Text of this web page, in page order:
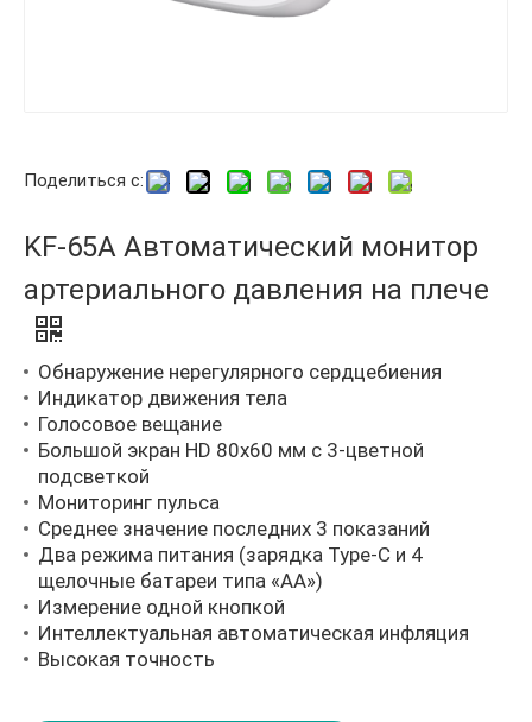
Поделиться с:
KF-65A Автоматический монитор
артериального давления на плече
Обнаружение нерегулярного сердцебиения
Индикатор движения тела
Голосовое вещание
Большой экран HD 80x60 мм с 3-цветной
подсветкой
Мониторинг пульса
Среднее значение последних 3 показаний
Два режима питания (зарядка Type-C и 4
щелочные батареи типа «АА»)
Измерение одной кнопкой
Интеллектуальная автоматическая инфляция
Высокая точность